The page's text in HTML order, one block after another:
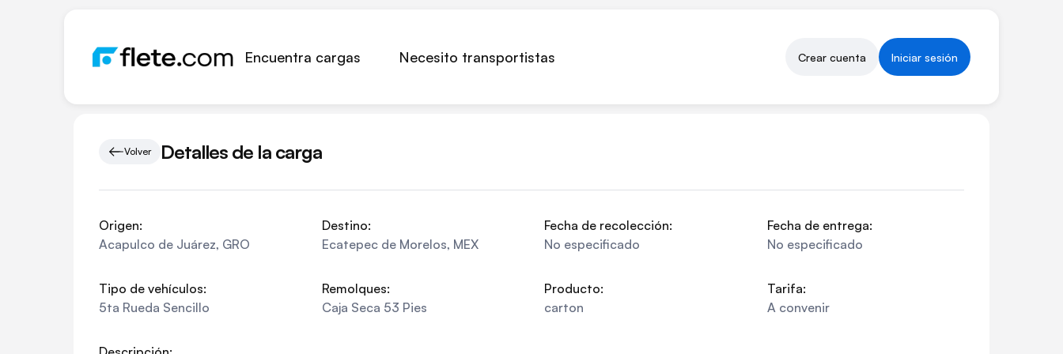
Encuentra cargas Necesito transportistas Crear cuenta Iniciar sesión
Volver Detalles de la carga
Origen:
Acapulco de Juárez, GRO
Destino:
Ecatepec de Morelos, MEX
Fecha de recolección:
No especificado
Fecha de entrega:
No especificado
Tipo de vehículos:
5ta Rueda Sencillo
Remolques:
Caja Seca 53 Pies
Producto:
carton
Tarifa:
A convenir